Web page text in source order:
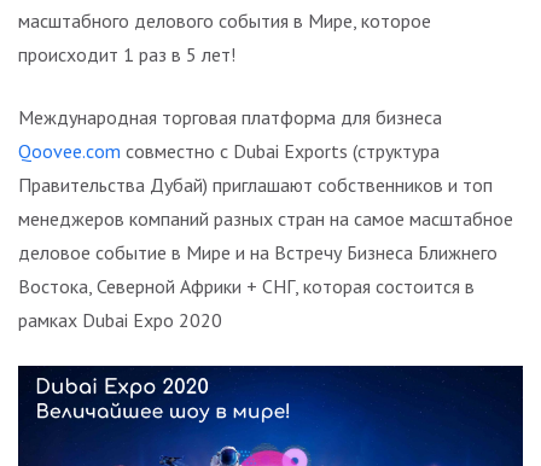
масштабного делового события в Мире, которое
происходит 1 раз в 5 лет!
Международная торговая платформа для бизнеса
Qoovee.com совместно с Dubai Exports (структура
Правительства Дубай) приглашают собственников и топ
менеджеров компаний разных стран на самое масштабное
деловое событие в Мире и на Встречу Бизнеса Ближнего
Востока, Северной Африки + СНГ, которая состоится в
рамках Dubai Expo 2020